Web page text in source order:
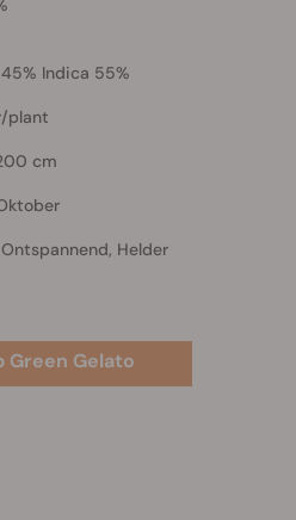
Indica 55%
plant
cm
Helder
Green Gelato